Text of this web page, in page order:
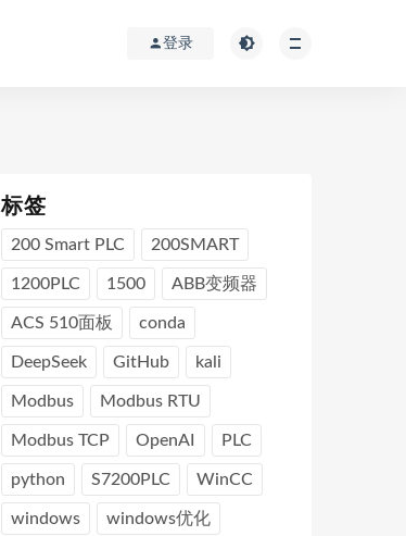
登录
标签
200 Smart PLC 200SMART
1200PLC 1500 ABB变频器
ACS 510面板 conda
DeepSeek GitHub kali
Modbus Modbus RTU
Modbus TCP OpenAI PLC
python S7200PLC WinCC
windows windows优化